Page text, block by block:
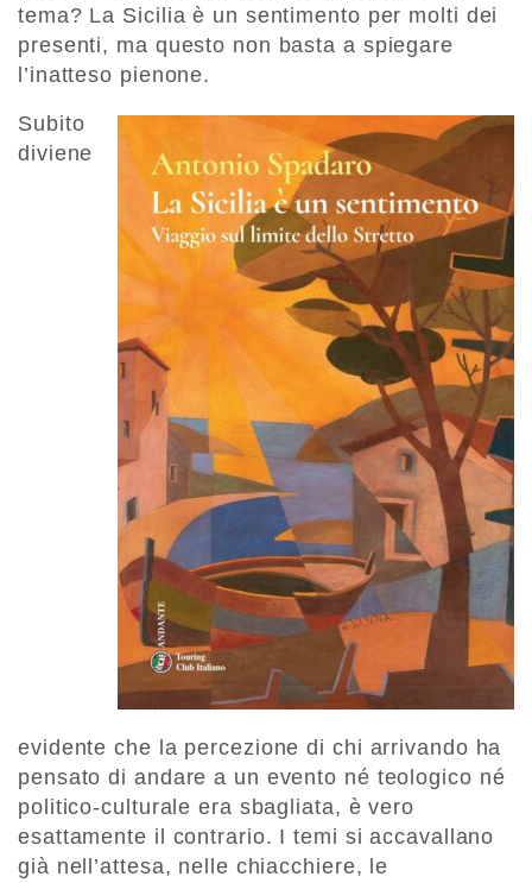
tema? La Sicilia è un sentimento per molti dei
presenti, ma questo non basta a spiegare
l’inatteso pienone.
Subito
diviene
evidente che la percezione di chi arrivando ha
pensato di andare a un evento né teologico né
politico-culturale era sbagliata, è vero
esattamente il contrario. I temi si accavallano
già nell’attesa, nelle chiacchiere, le